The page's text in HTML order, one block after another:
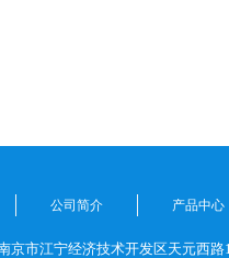
公司简介 产品中心
京市江宁经济技术开发区天元西路